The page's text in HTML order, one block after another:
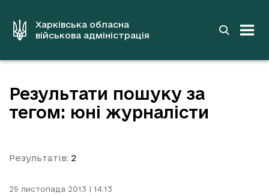
вмістуХарківська обласна
військова адміністрація
Результати пошуку за
тегом: юні журналісти
Результатів: 2
29 листопада 2013 | 14:13